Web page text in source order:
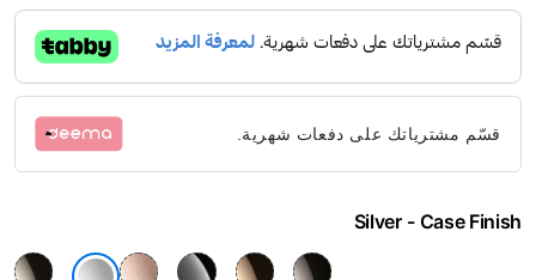
قسّم مشترياتك على دفعات شهرية.
Case Finish
Silver